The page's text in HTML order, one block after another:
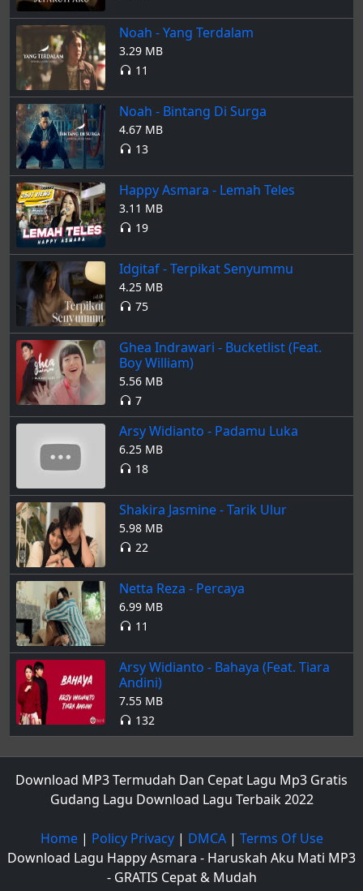
Noah - Yang Terdalam
3.29 MB
11
Noah - Bintang Di Surga
4.67 MB
13
Happy Asmara - Lemah Teles
3.11 MB
19
Idgitaf - Terpikat Senyummu
4.25 MB
75
Ghea Indrawari - Bucketlist (Feat.
Boy William)
5.56 MB
7
Arsy Widianto - Padamu Luka
6.25 MB
18
Shakira Jasmine - Tarik Ulur
5.98 MB
22
Netta Reza - Percaya
6.99 MB
11
Arsy Widianto - Bahaya (Feat. Tiara
Andini)
7.55 MB
132
Download MP3 Termudah Dan Cepat Lagu Mp3 Gratis
Gudang Lagu Download Lagu Terbaik 2022
Home| Policy Privacy| DMCA| Terms Of Use
Download Lagu Happy Asmara - Haruskah Aku Mati MP3
- GRATIS Cepat & Mudah